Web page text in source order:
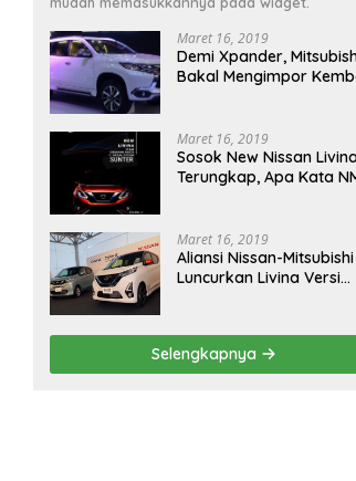
Maret 16, 2019
Demi Xpander,
Bakal Mengimpor
Maret 16, 2019
Sosok New Nissan
Terungkap, Apa Kata
Maret 16, 2019
Aliansi Nissan-Mitsubishi
Luncurkan Livina Versi
Selengkapnya